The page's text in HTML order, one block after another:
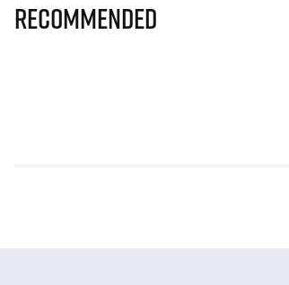
Recommended